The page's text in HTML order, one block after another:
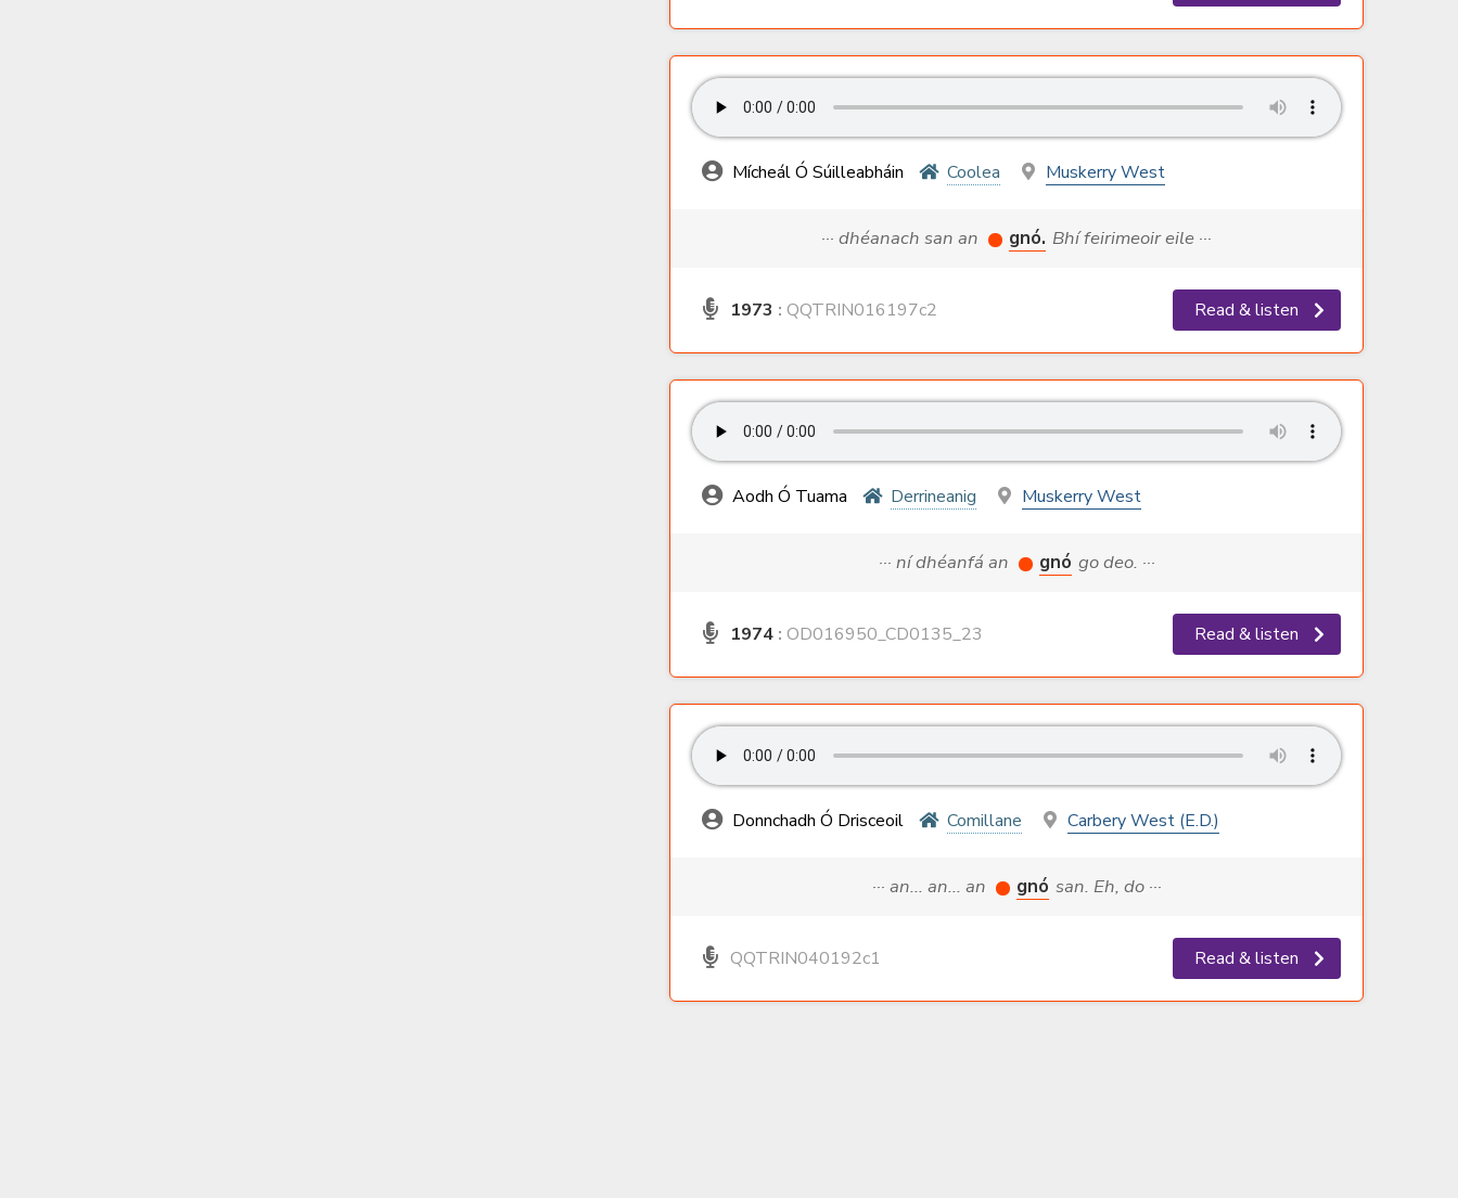
Mícheál Ó Súilleabháin Coolea Muskerry West
··· dhéanach san an gnó. Bhí feirimeoir eile ···
1973 : QQTRIN016197c2 Read & listen
Aodh Ó Tuama Derrineanig Muskerry West
··· ní dhéanfá an gnó go deo. ···
1974 : OD016950_CD0135_23 Read & listen
Donnchadh Ó Drisceoil Comillane Carbery West (E.D.)
··· an... an... an gnó san. Eh, do ···
QQTRIN040192c1 Read & listen